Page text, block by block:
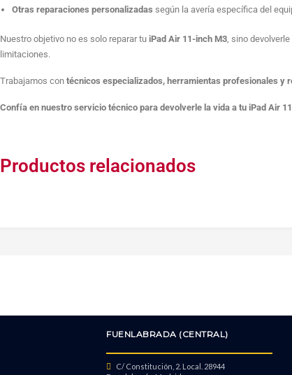
Otras reparaciones personalizadas según la avería específica del
Nuestro objetivo no es solo reparar tu iPad Air 11-inch M3 , sino
limitaciones.
Trabajamos con técnicos especializados, herramientas profesionales y
Confía en nuestro servicio técnico para devolverle la vida a tu iPad Air
Productos relacionados
FUENLABRADA (CENTRAL)
C/ Constitución, 2. Local. 28944